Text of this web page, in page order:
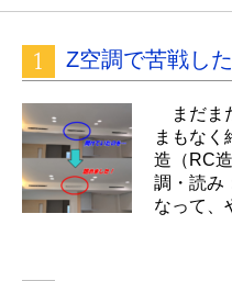
Z空調で苦戦し
まだま
まもな
造（RC
調・読み
なって、